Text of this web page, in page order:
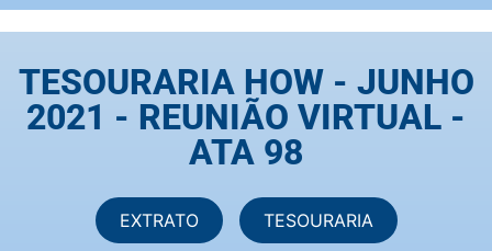
TESOURARIA HOW - JUNHO
2021 - REUNIÃO VIRTUAL -
ATA 98
EXTRATO TESOURARIA